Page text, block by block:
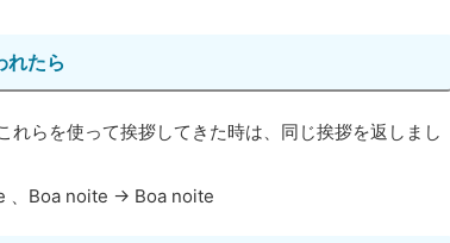
たら
れらを使って挨拶してきた時は、同じ挨拶を返しまし
、Boa noite → Boa noite